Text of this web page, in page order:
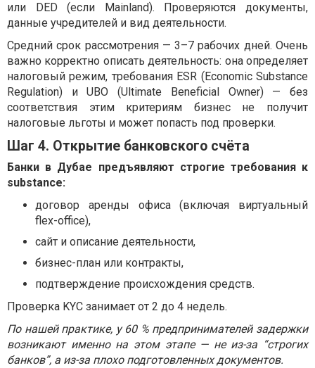
или DED (если Mainland). Проверяются документы,
данные учредителей и вид деятельности.
Средний срок рассмотрения — 3–7 рабочих дней. Очень
важно корректно описать деятельность: она определяет
налоговый режим, требования ESR (Economic Substance
Regulation) и UBO (Ultimate Beneficial Owner) — без
соответствия этим критериям бизнес не получит
налоговые льготы и может попасть под проверки.
Шаг 4. Открытие банковского счёта
Банки в Дубае предъявляют строгие требования к
substance:
договор аренды офиса (включая виртуальный
flex-office),
сайт и описание деятельности,
бизнес-план или контракты,
подтверждение происхождения средств.
Проверка KYC занимает от 2 до 4 недель.
По нашей практике, у 60 % предпринимателей задержки
возникают именно на этом этапе — не из-за “строгих
банков”, а из-за плохо подготовленных документов.